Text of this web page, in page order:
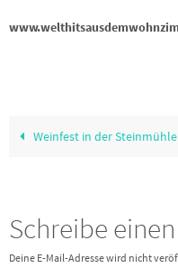
Weinfest in der Steinmühle
Schreibe
Deine E-Mail-Adresse wird nicht